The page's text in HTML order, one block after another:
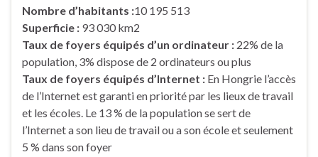
Nombre d’habitants :10 195 513
Superficie : 93 030 km2
Taux de foyers équipés d’un ordinateur : 22% de la
population, 3% dispose de 2 ordinateurs ou plus
Taux de foyers équipés d’Internet : En Hongrie l’accès
de l’Internet est garanti en priorité par les lieux de travail
et les écoles. Le 13 % de la population se sert de
l’Internet a son lieu de travail ou a son école et seulement
5 % dans son foyer